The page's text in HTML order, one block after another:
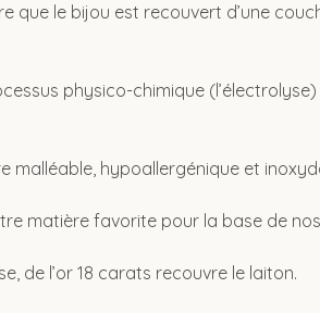
que le bijou est recouvert d’une
physico-chimique
malléable, hypoallergénique et
matière favorite pour la base de
de l’or 18 carats recouvre le laiton.